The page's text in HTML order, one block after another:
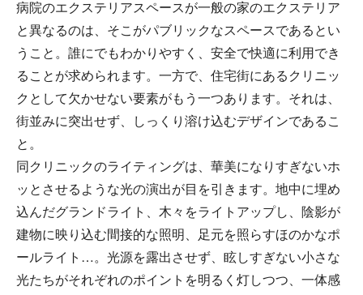
病院のエクステリアスペースが一般の家のエクステリア
と異なるのは、そこがパブリックなスペースであるとい
うこと。誰にでもわかりやすく、安全で快適に利用でき
ることが求められます。一方で、住宅街にあるクリニッ
クとして欠かせない要素がもう一つあります。それは、
街並みに突出せず、しっくり溶け込むデザインであるこ
と。
同クリニックのライティングは、華美になりすぎないホ
ッとさせるような光の演出が目を引きます。地中に埋め
込んだグランドライト、木々をライトアップし、陰影が
建物に映り込む間接的な照明、足元を照らすほのかなポ
ールライト…。光源を露出させず、眩しすぎない小さな
光たちがそれぞれのポイントを明るく灯しつつ、一体感